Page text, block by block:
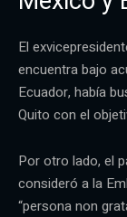
El
encuentra bajo
Ecuador, había
Quito con el
Por otro lado, el
consideró a la
“persona non